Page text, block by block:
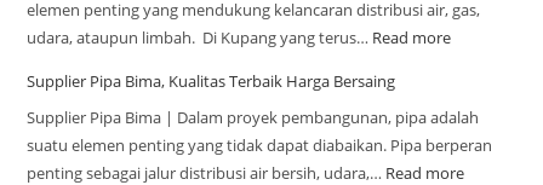
elemen penting yang mendukung kelancaran distribusi air, gas,
udara, ataupun limbah. Di Kupang yang terus… Read more
Supplier Pipa Bima, Kualitas Terbaik Harga Bersaing
Supplier Pipa Bima | Dalam proyek pembangunan, pipa adalah
suatu elemen penting yang tidak dapat diabaikan. Pipa berperan
penting sebagai jalur distribusi air bersih, udara,… Read more